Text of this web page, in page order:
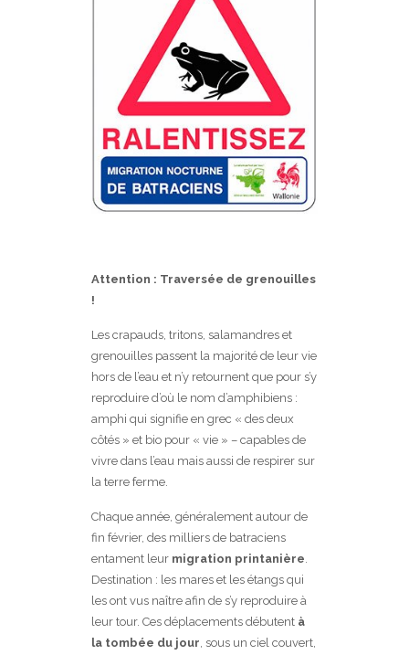
Attention : Traversée de grenouilles
!
Les crapauds, tritons, salamandres et
grenouilles passent la majorité de leur vie
hors de l’eau et n’y retournent que pour s’y
reproduire d’où le nom d’amphibiens :
amphi qui signifie en grec « des deux
côtés » et bio pour « vie » – capables de
vivre dans l’eau mais aussi de respirer sur
la terre ferme.
Chaque année, généralement autour de
fin février, des milliers de batraciens
entament leur migration printanière
Destination : les mares et les étangs qui
les ont vus naître afin de s’y reproduire à
leur tour. Ces déplacements débutent à
la tombée du jour , sous un ciel couvert,